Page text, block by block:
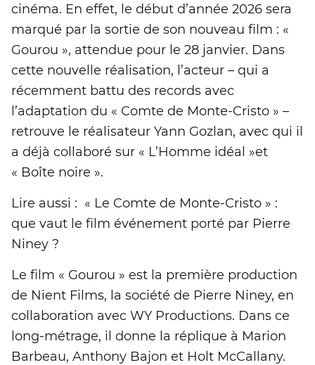
cinéma. En effet, le début d’année 2026 sera
marqué par la sortie de son nouveau film : «
Gourou », attendue pour le 28 janvier. Dans
cette nouvelle réalisation, l’acteur – qui a
récemment battu des records avec
l’adaptation du « Comte de Monte-Cristo » –
retrouve le réalisateur Yann Gozlan, avec qui il
a déjà collaboré sur « L’Homme idéal »et
« Boîte noire ».
Lire aussi : « Le Comte de Monte-Cristo » :
que vaut le film événement porté par Pierre
Niney ?
Le film « Gourou » est la première production
de Nient Films, la société de Pierre Niney, en
collaboration avec WY Productions. Dans ce
long-métrage, il donne la réplique à Marion
Barbeau, Anthony Bajon et Holt McCallany.